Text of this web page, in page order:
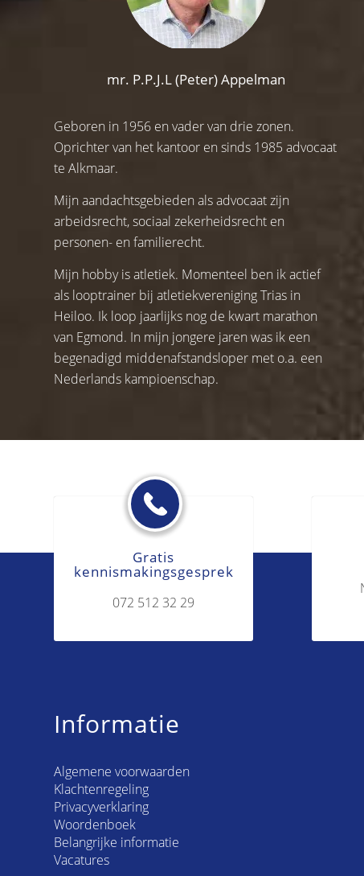
mr. P.P.J.L (Peter) Appelman
Geboren in 1956 en vader van drie zonen.
Oprichter van het kantoor en sinds 1985 advocaat
te Alkmaar.
Mijn aandachtsgebieden als advocaat zijn
arbeidsrecht, sociaal zekerheidsrecht en
personen- en familierecht.
Mijn hobby is atletiek. Momenteel ben ik actief
als looptrainer bij atletiekvereniging Trias in
Heiloo. Ik loop jaarlijks nog de kwart marathon
van Egmond. In mijn jongere jaren was ik een
begenadigd middenafstandsloper met o.a. een
Nederlands kampioenschap.
Gratis
kennismakingsgesprek
072 512 32 29
Informatie
Algemene voorwaarden
Klachtenregeling
Privacyverklaring
Woordenboek
Belangrijke informatie
Vacatures